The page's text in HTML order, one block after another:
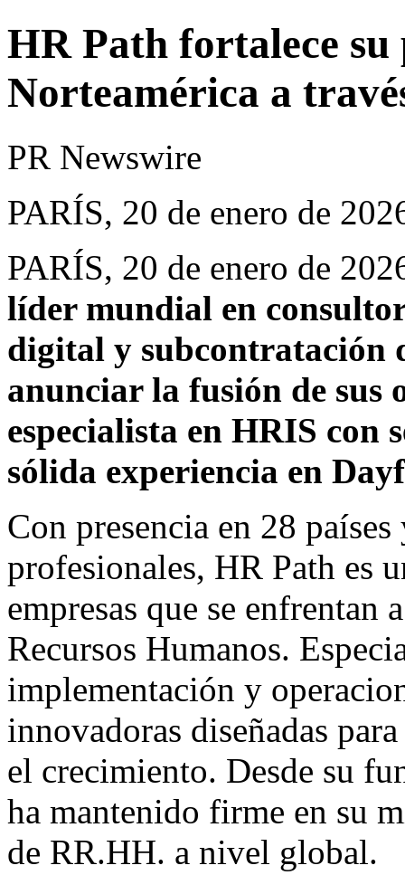
HR Path fortalece
Norteamérica a
PR Newswire
PARÍS, 20 de enero de
PARÍS, 20 de enero de
líder mundial en
digital y subcontratación
anunciar la fusión de sus
especialista en HRIS con
sólida experiencia en
Con presencia en 28
profesionales, HR Path es
empresas que se enfrentan
Recursos Humanos.
implementación y
innovadoras diseñadas
el crecimiento. Desde su
ha mantenido firme en su
de RR.HH. a nivel global.